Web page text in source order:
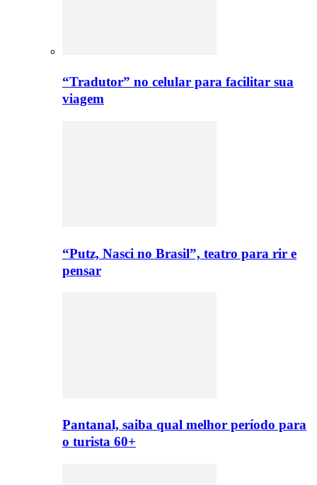
“Tradutor” no celular para facilitar sua
viagem
“Putz, Nasci no Brasil”, teatro para rir e
pensar
Pantanal, saiba qual melhor período para
o turista 60+